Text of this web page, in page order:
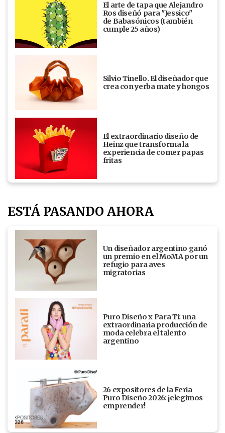
El arte de tapa que Alejandro
Ros diseñó para "Jessico"
de Babasónicos (también
cumple 25 años)
Silvio Tinello. El diseñador que
crea con yerba mate y hongos
El extraordinario diseño de
Heinz que transforma la
experiencia de comer papas
fritas
ESTÁ PASANDO AHORA
Un diseñador argentino ganó
un premio en el MoMA por un
refugio para aves
migratorias
Puro Diseño x Para Ti: una
extraordinaria producción de
moda celebra el talento
argentino
26 expositores de la Feria
Puro Diseño 2026: ¡elegimos
emprender!